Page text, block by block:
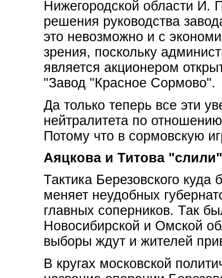
Нижегородской области И.
решения руководства
это невозможно и с
зрения, поскольку
является акционером
"Завод "Красное Сормово".
Да только теперь все эти
нейтралитета по
Потому что в сормовскую
Аяцкова и Титова "слили"
Тактика Березовского
меняет неудобных
главных соперников. Так
Новосибирской и Омской
выборы ждут и жителей
В кругах московской